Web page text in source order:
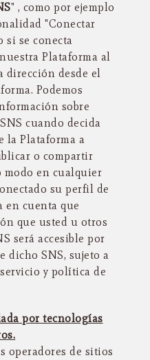
" , como por ejemplo
"Conectar
si se conecta
Plataforma al
dirección desde el
Podemos
sobre
cuando decida
la Plataforma a
o compartir
en cualquier
su perfil de
en cuenta que
que usted u otros
será accesible por
dicho SNS, sujeto a
y política de
por tecnologías
operadores de sitios